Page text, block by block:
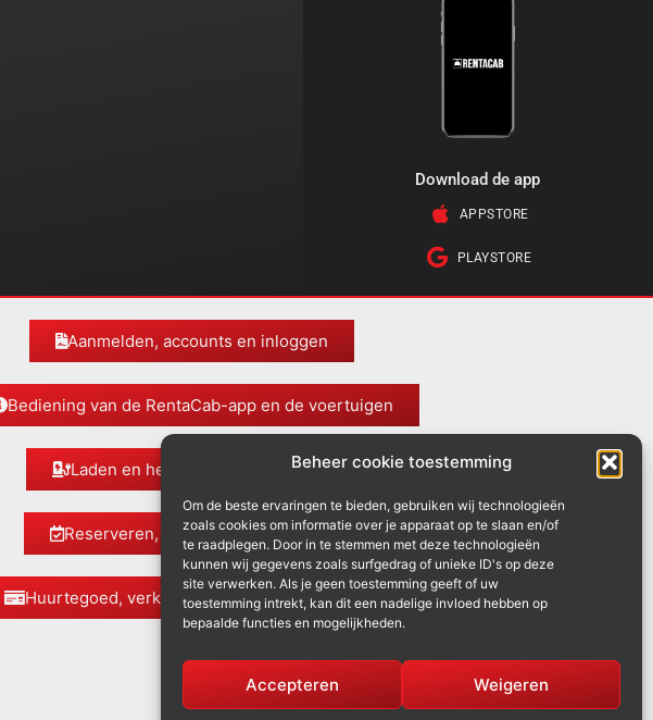
Beheer cookie toestemming
Om de beste ervaringen te bieden, gebruiken wij technologieën
zoals cookies om informatie over je apparaat op te slaan en/of
te raadplegen. Door in te stemmen met deze technologieën
kunnen wij gegevens zoals surfgedrag of unieke ID's op deze
site verwerken. Als je geen toestemming geeft of uw
toestemming intrekt, kan dit een nadelige invloed hebben op
bepaalde functies en mogelijkheden.
Accepteren Weigeren
Download de app
APPSTORE
PLAYSTORE
Aanmelden, accounts en inloggen
Bediening van de RentaCab-app en de voertuigen
Laden en het minimale laadniveau
Reserveren, wijzigen en annuleren
Huurtegoed, verkeersboetes en te laat komen